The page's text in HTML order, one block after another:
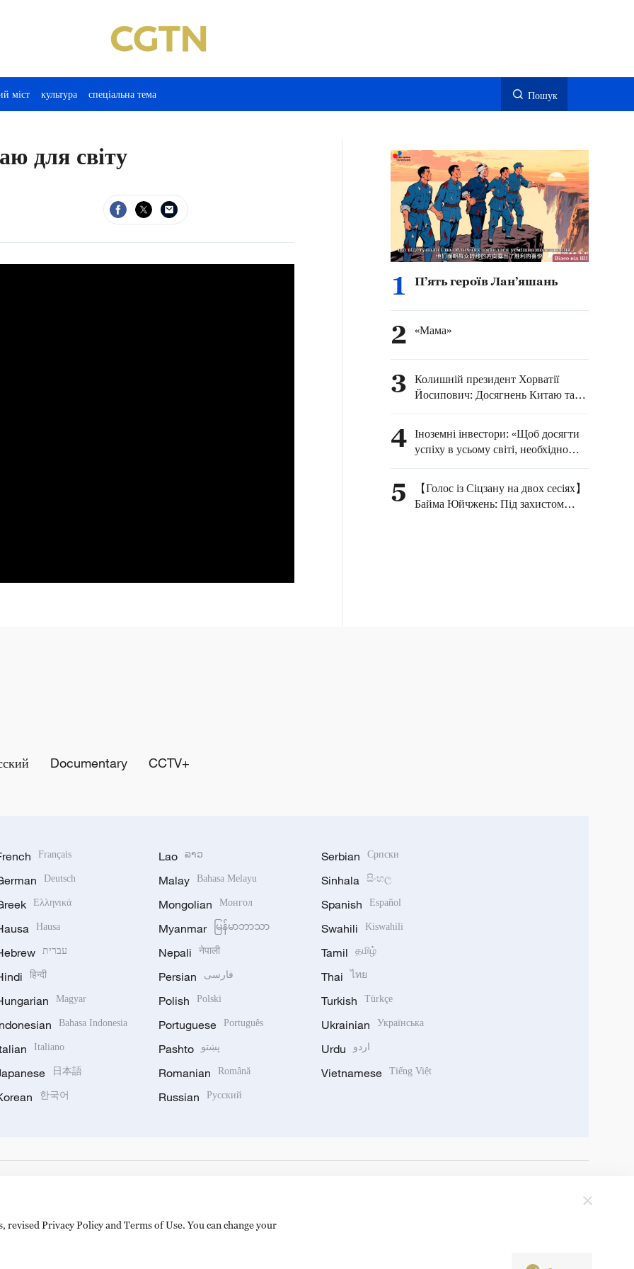
міст культура спеціальна тема Пошук
для світу
1 П’ять героїв Лан’яшань
2 «Мама»
3 Колишній президент Хорватії
Йосипович: Досягнень Китаю так
багато, що ї не можна перерахувати
4 Іноземні інвестори: «Щоб досягти
успіху в усьому світі, необхідно
обрати Китай»
5
【Голос із Сіцзану на двох сесіях】
Байма Юйчжень: Під захистом
Documentary CCTV+
Français
Deutsch
Ελληνικά
Hausa
עברית
हिन्दी
Magyar
Bahasa Indonesia
Italiano
日本語
한국어
Lao ລາວ
Malay Bahasa Melayu
Mongolian Монгол
Myanmar မြန်မာဘာသာ
Nepali नेपाली
Persian فارسی
Polish Polski
Portuguese Português
Pashto پښتو
Romanian Română
Russian Русский
Serbian Српски
Sinhala සිංහල
Spanish Español
Swahili Kiswahili
Tamil தமிழ்
Thai ไทย
Turkish Türkçe
Ukrainian Українська
Urdu اردو
Vietnamese Tiếng Việt
Privacy Policy and Terms of Use. You can change your